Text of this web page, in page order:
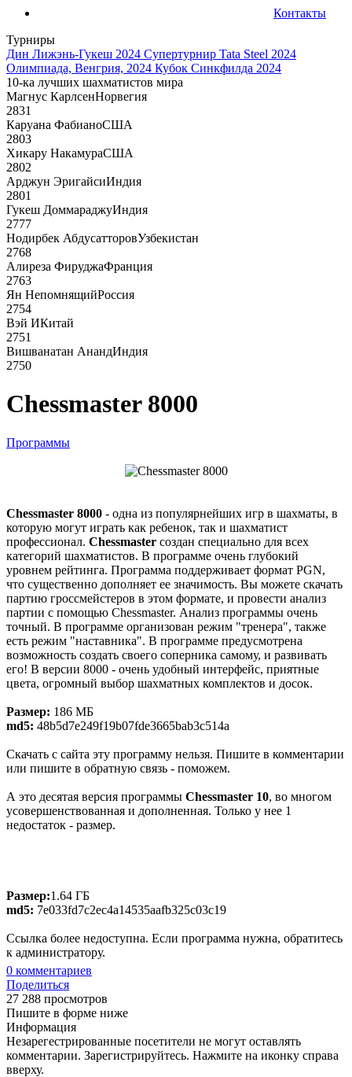
Контакты
Турниры
Дин Лижэнь-Гукеш 2024 Супертурнир Tata Steel 2024
Олимпиада, Венгрия, 2024 Кубок Синкфилда 2024
10-ка лучших шахматистов мира
Магнус КарлсенНорвегия
2831
Каруана ФабианоСША
2803
Хикару НакамураСША
2802
Арджун ЭригайсиИндия
2801
Гукеш ДоммараджуИндия
2777
Нодирбек АбдусатторовУзбекистан
2768
Алиреза ФируджаФранция
2763
Ян НепомнящийРоссия
2754
Вэй ИКитай
2751
Вишванатан АнандИндия
2750
Сhessmaster 8000
Программы
Сhessmaster 8000 - одна из популярнейших игр в шахматы, в
которую могут играть как ребенок, так и шахматист
профессионал. Сhessmaster создан специально для всех
категорий шахматистов. В программе очень глубокий
уровнем рейтинга. Программа поддерживает формат PGN,
что существенно дополняет ее значимость. Вы можете скачать
партию гроссмейстеров в этом формате, и провести анализ
партии с помощью Сhessmaster. Анализ программы очень
точный. В программе организован режим "тренера", также
есть режим "наставника". В программе предусмотрена
возможность создать своего соперника самому, и развивать
его! В версии 8000 - очень удобный интерфейс, приятные
цвета, огромный выбор шахматных комплектов и досок.
Размер: 186 МБ
md5: 48b5d7e249f19b07fde3665bab3c514a
Скачать с сайта эту программу нельзя. Пишите в комментарии
или пишите в обратную связь - поможем.
А это десятая версия программы Chessmaster 10, во многом
усовершенствованная и дополненная. Только у нее 1
недостаток - размер.
Размер:1.64 ГБ
md5: 7e033fd7c2ec4a14535aafb325c03c19
Ссылка более недоступна. Если программа нужна, обратитесь
к администратору.
0 комментариев
Поделиться
27 288 просмотров
Пишите в форме ниже
Информация
Незарегестрированные посетители не могут оставлять
комментарии. Зарегистрируйтесь. Нажмите на иконку справа
вверху.